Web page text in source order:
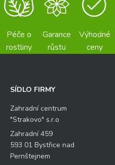
Péče o
rostliny
Garance
růstu
Výhodné
ceny
SÍDLO FIRMY
Zahradní centrum
"Strakovo" s.r.o
Zahradní 459
593 01 Bystřice nad
Pernštejnem